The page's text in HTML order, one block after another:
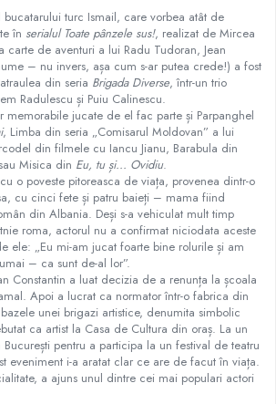
turc Ismail, care vorbea atât de
în serialul Toate pânzele sus!, realizat de Mircea
carte de aventuri a lui Radu Tudoran, Jean
– nu invers, așa cum s-ar putea crede!) a fost
din seria Brigada Diverse, într-un trio
Radulescu și Puiu Calinescu.
memorabile jucate de el fac parte și Parpanghel
, Limba din seria „Comisarul Moldovan” a lui
din filmele cu Iancu Jianu, Barabula din
Misica din Eu, tu și... Ovidiu.
o poveste pitoreasca de viața, provenea dintr-o
cu cinci fete și patru baieți – mama fiind
din Albania. Deși s-a vehiculat mult timp
roma, actorul nu a confirmat niciodata aceste
ele: „Eu mi-am jucat foarte bine rolurile și am
– ca sunt de-al lor”.
Constantin a luat decizia de a renunța la școala
Apoi a lucrat ca normator într-o fabrica din
unei brigazi artistice, denumita simbolic
ca artist la Casa de Cultura din oraș. La un
pentru a participa la un festival de teatru
eveniment i-a aratat clar ce are de facut în viața.
a ajuns unul dintre cei mai populari actori